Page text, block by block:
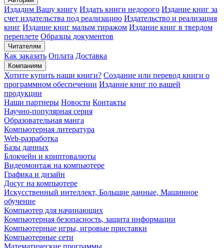
Издадим Вашу книгу Издать книги недорого Издание книг за
счет издательства под реализацию Издательство и реализация
книг Издание книг малым тиражом Издание книг в твердом
переплете Образцы документов
Читателям
Как заказать Оплата Доставка
Компаниям
Хотите купить наши книги? Создание или перевод книги о
программном обеспечении Издание книг по вашей
продукции
Наши партнеры Новости Контакты
Научно-популярная серия
Образовательная манга
Компьютерная литература
Web-разработка
Базы данных
Блокчейн и криптовалюты
Видеомонтаж на компьютере
Графика и дизайн
Досуг на компьютере
Искусственный интеллект, Большие данные, Машинное
обучение
Компьютер для начинающих
Компьютерная безопасность, защита информации
Компьютерные игры, игровые приставки
Компьютерные сети
Математические программы